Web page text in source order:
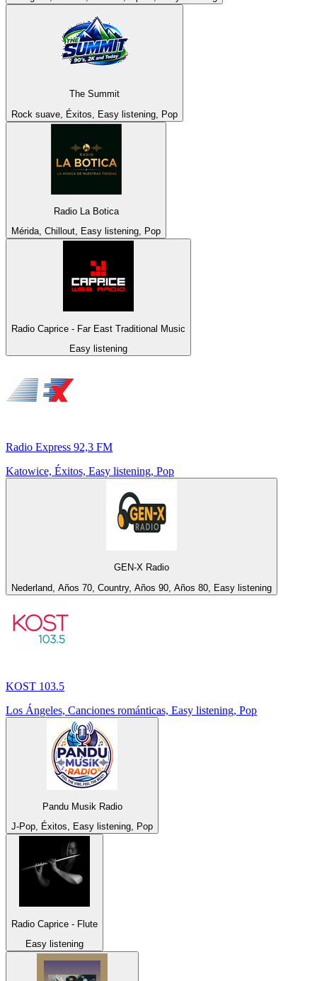
The Summit
Rock suave, Éxitos, Easy listening, Pop
Radio La Botica
Mérida, Chillout, Easy listening, Pop
Radio Caprice - Far East Traditional Music
Easy listening
Radio Express 92,3 FM
Katowice, Éxitos, Easy listening, Pop
GEN-X Radio
Nederland, Años 70, Country, Años 90, Años 80, Easy listening
KOST 103.5
Los Ángeles, Canciones románticas, Easy listening, Pop
Pandu Musik Radio
J-Pop, Éxitos, Easy listening, Pop
Radio Caprice - Flute
Easy listening